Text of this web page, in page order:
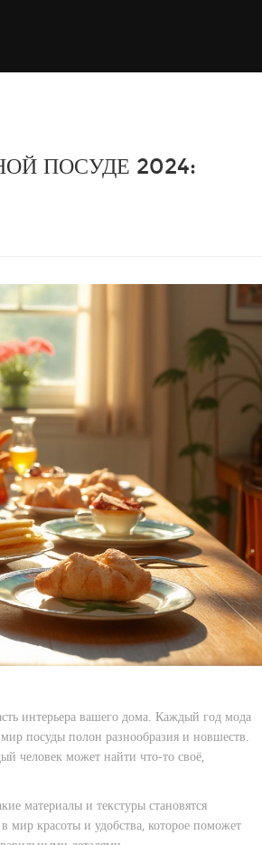
ПОСУДЕ 2024:
интерьера вашего дома. Каждый год мода
посуды полон разнообразия и новшеств.
человек может найти что-то своё,
материалы и текстуры становятся
красоты и удобства, которое поможет